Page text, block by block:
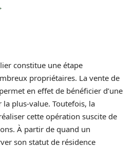
constitue une étape
propriétaires. La vente de
en effet de bénéficier d’une
plus-value. Toutefois, la
cette opération suscite de
À partir de quand un
son statut de résidence